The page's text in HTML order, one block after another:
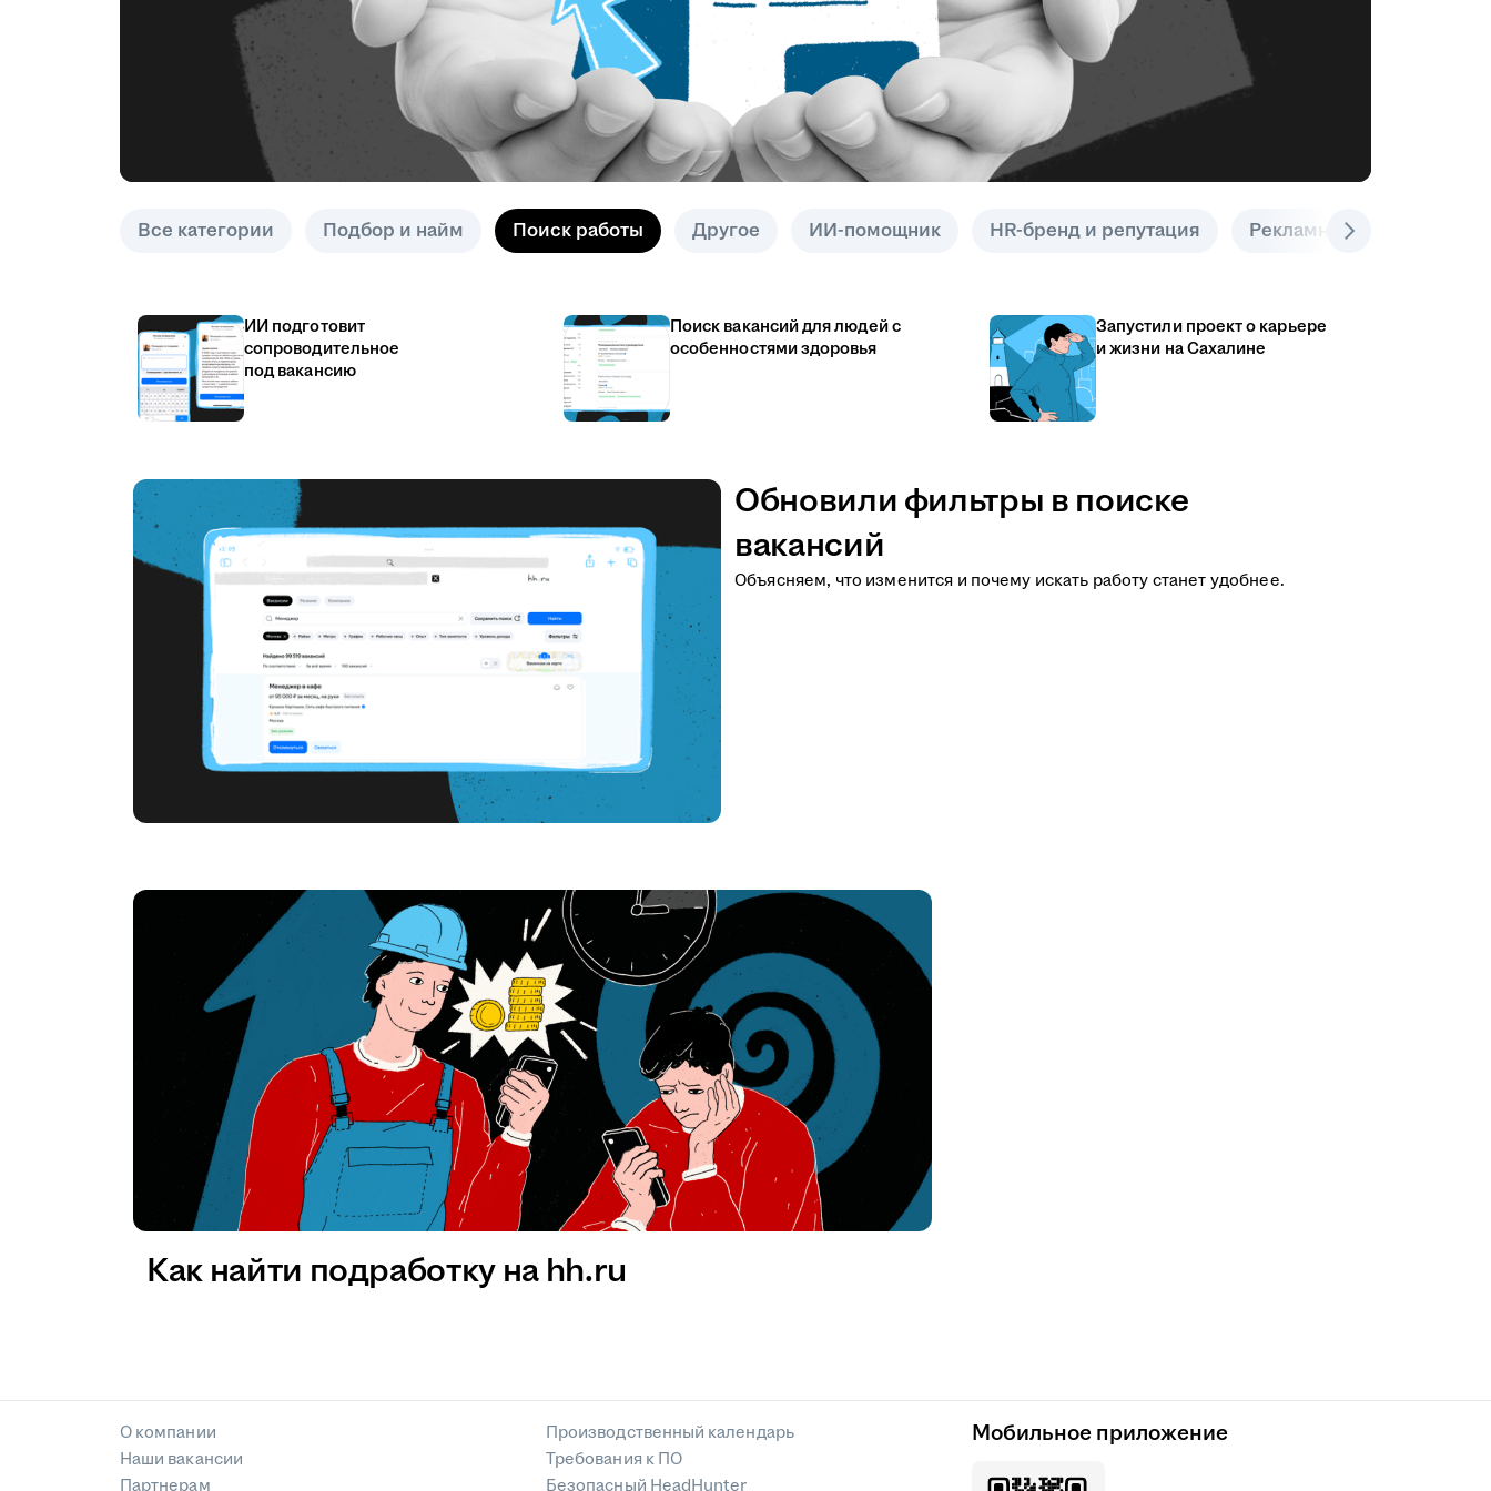
Все категории Подбор и найм Поиск работы Другое ИИ-помощник HR-бренд и репутация Рекламные инструменты
ИИ подготовит
сопроводительное
под вакансию
Поиск вакансий для людей с
особенностями здоровья
Запустили проект о карьере
и жизни на Сахалине
Обновили фильтры в поиске
вакансий
Объясняем, что изменится и почему искать работу станет удобнее.
Как найти подработку на hh.ru
О компании
Наши вакансии
Партнерам
Производственный календарь
Требования к ПО
Безопасный HeadHunter
Мобильное приложение